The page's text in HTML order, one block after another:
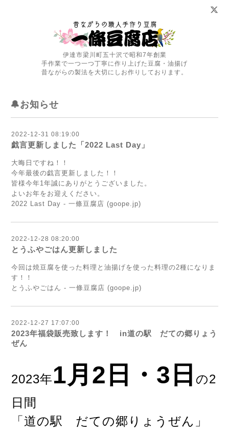
伊達市梁川町五十沢で昭和7年創業
手作業で一つ一つ丁寧に作り上げた豆腐・油揚げ
昔ながらの製法を大切にしお作りしております。
🔔お知らせ
2022-12-31 08:19:00
戯言更新しました「2022 Last Day」
大晦日ですね！！
今年最後の戯言更新しました！！
皆様今年1年誠にありがとうございました。
よいお年をお迎えください。
2022 Last Day - 一條豆腐店 (goope.jp)
2022-12-28 08:20:00
とうふやごはん更新しました
今回は焼豆腐を使った料理と油揚げを使った料理の2種になりま
す！！
とうふやごはん - 一條豆腐店 (goope.jp)
2022-12-27 17:07:00
2023年福袋販売致します！ in道の駅 だての郷りょう
ぜん
2023年1月2日・3日 の2
日間
「道の駅 だての郷りょうぜん」